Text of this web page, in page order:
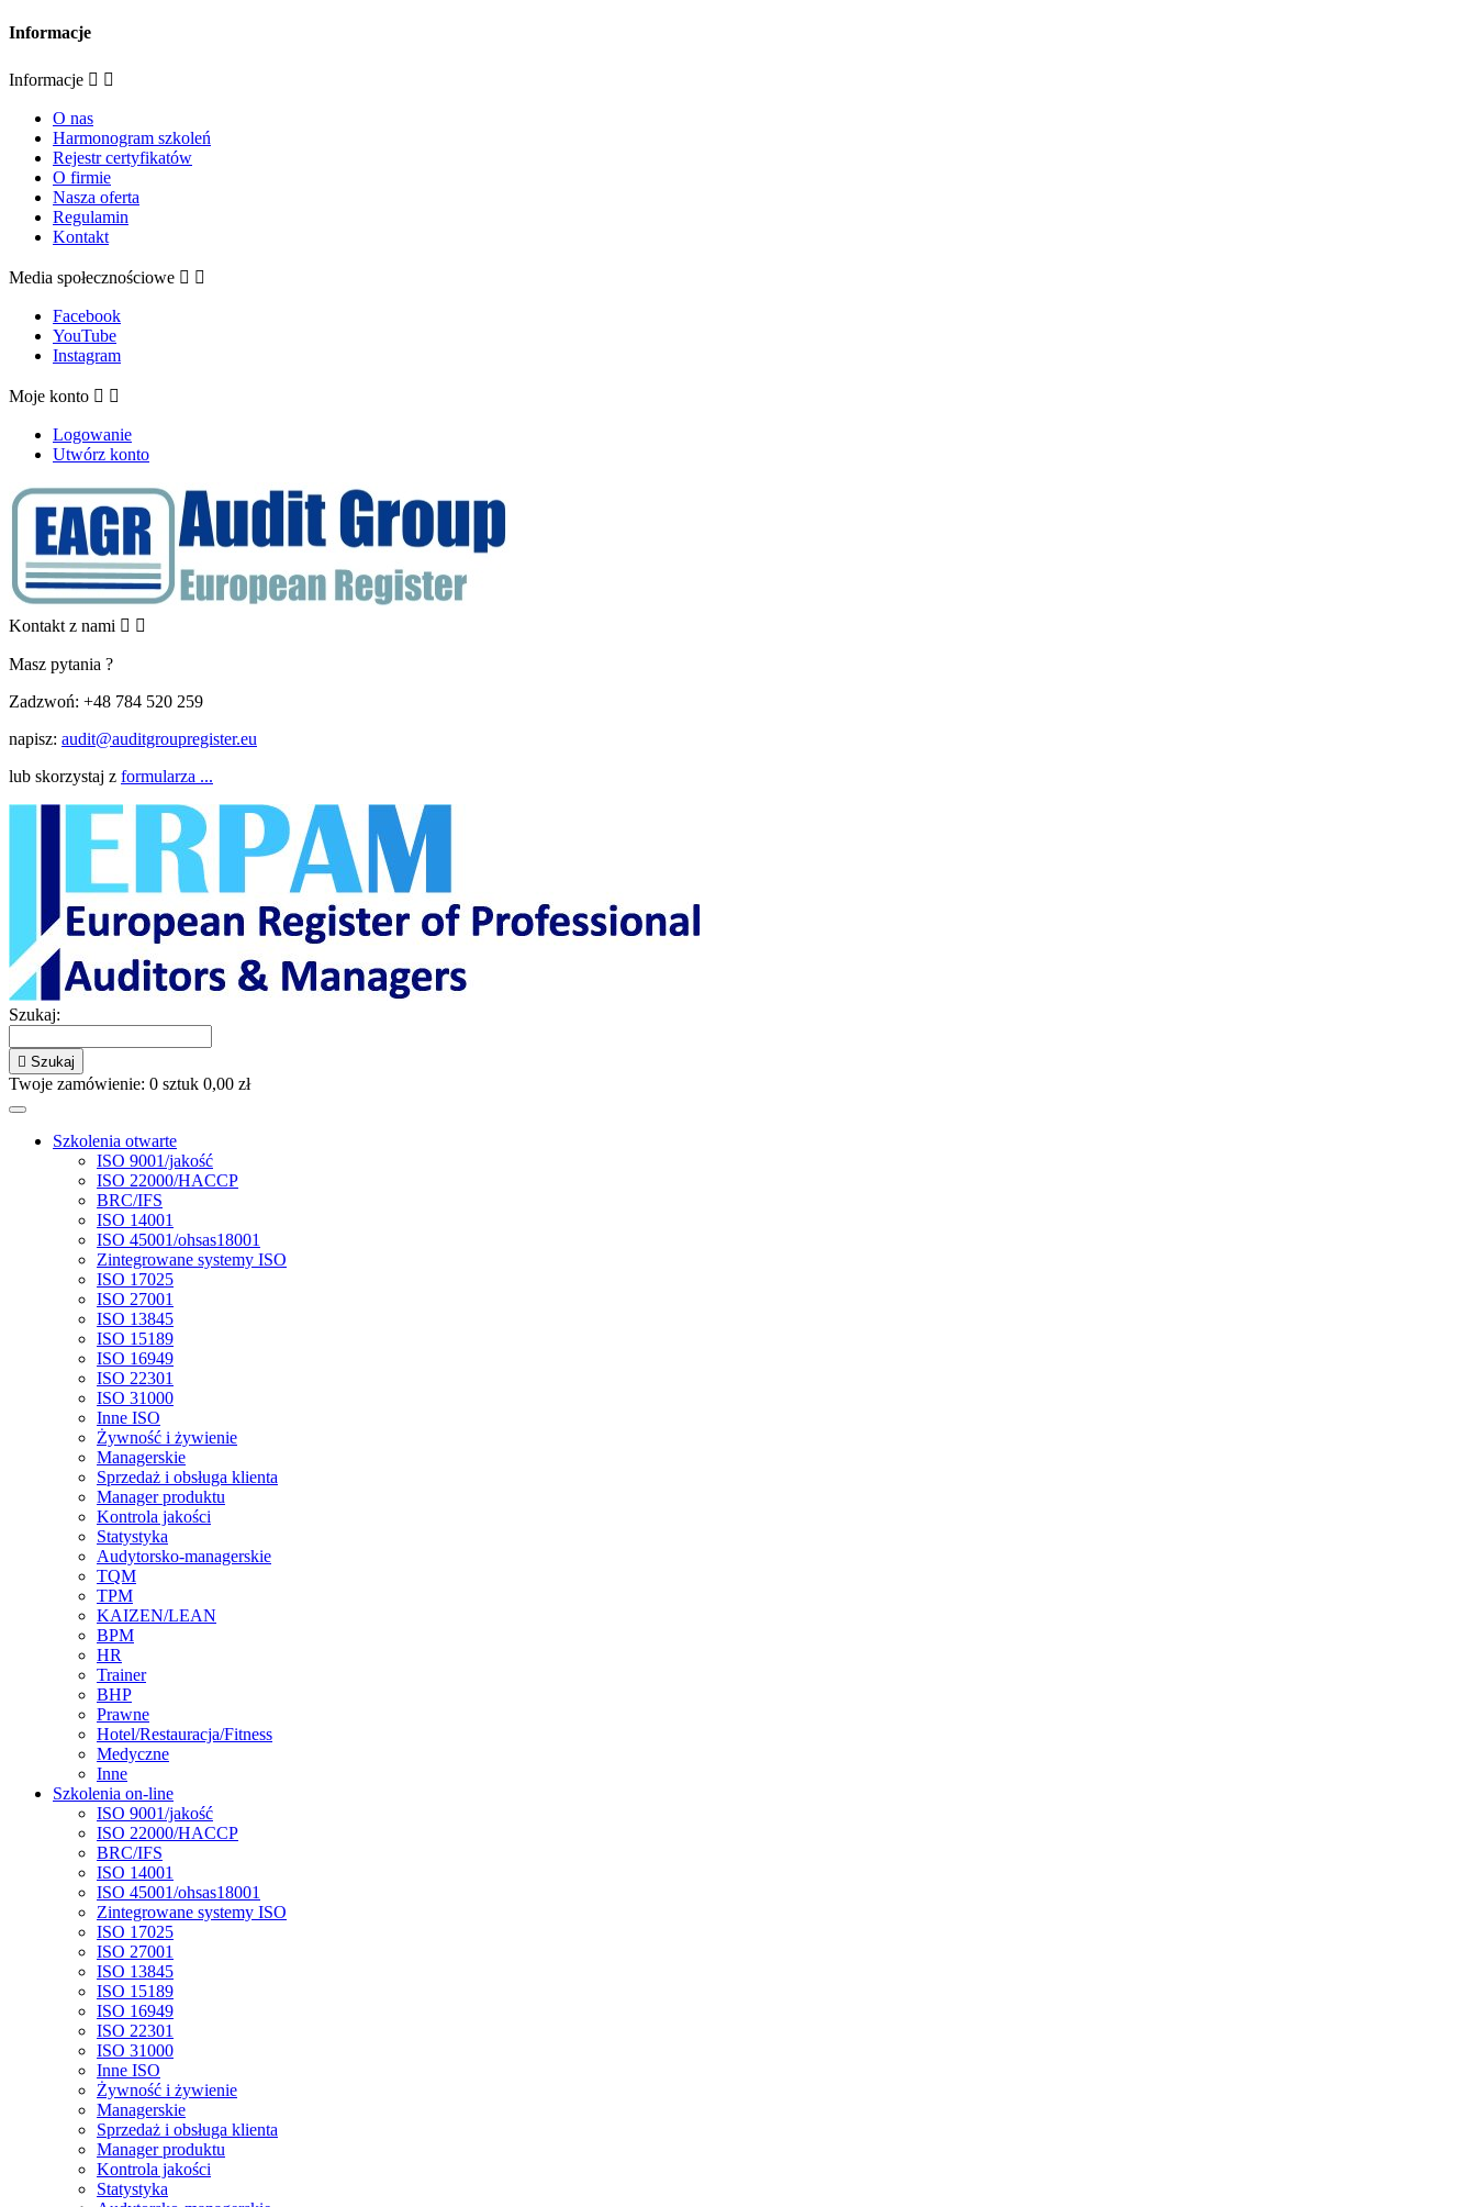
Informacje
Informacje  
O nas
Harmonogram szkoleń
Rejestr certyfikatów
O firmie
Nasza oferta
Regulamin
Kontakt
Media społecznościowe  
Facebook
YouTube
Instagram
Moje konto  
Logowanie
Utwórz konto
Kontakt z nami  
Masz pytania ?
Zadzwoń: +48 784 520 259
napisz: audit@auditgroupregister.eu
lub skorzystaj z formularza ...
Szukaj:
 Szukaj
Twoje zamówienie: 0 sztuk 0,00 zł
Szkolenia otwarte
ISO 9001/jakość
ISO 22000/HACCP
BRC/IFS
ISO 14001
ISO 45001/ohsas18001
Zintegrowane systemy ISO
ISO 17025
ISO 27001
ISO 13845
ISO 15189
ISO 16949
ISO 22301
ISO 31000
Inne ISO
Żywność i żywienie
Managerskie
Sprzedaż i obsługa klienta
Manager produktu
Kontrola jakości
Statystyka
Audytorsko-managerskie
TQM
TPM
KAIZEN/LEAN
BPM
HR
Trainer
BHP
Prawne
Hotel/Restauracja/Fitness
Medyczne
Inne
Szkolenia on-line
ISO 9001/jakość
ISO 22000/HACCP
BRC/IFS
ISO 14001
ISO 45001/ohsas18001
Zintegrowane systemy ISO
ISO 17025
ISO 27001
ISO 13845
ISO 15189
ISO 16949
ISO 22301
ISO 31000
Inne ISO
Żywność i żywienie
Managerskie
Sprzedaż i obsługa klienta
Manager produktu
Kontrola jakości
Statystyka